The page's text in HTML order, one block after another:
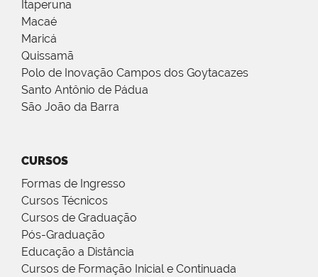
Itaperuna
Macaé
Maricá
Quissamã
Polo de Inovação Campos dos Goytacazes
Santo Antônio de Pádua
São João da Barra
CURSOS
Formas de Ingresso
Cursos Técnicos
Cursos de Graduação
Pós-Graduação
Educação a Distância
Cursos de Formação Inicial e Continuada